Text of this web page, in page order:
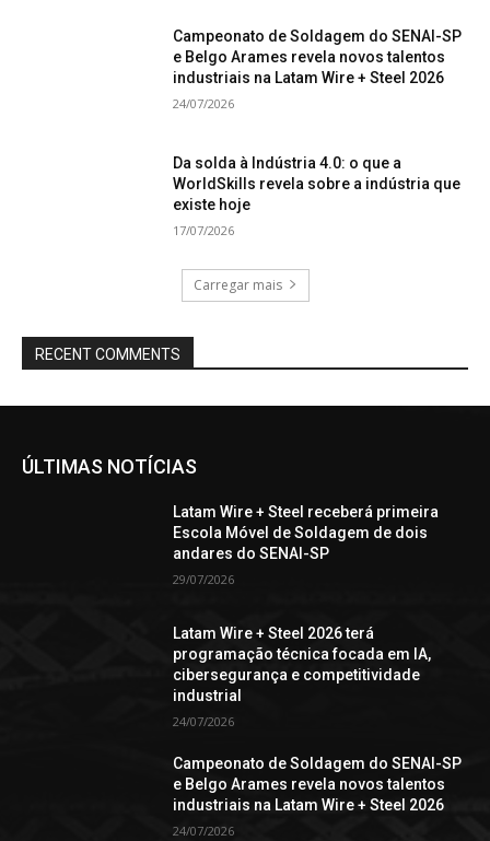
Campeonato de Soldagem do SENAI-SP
e Belgo Arames revela novos talentos
industriais na Latam Wire + Steel 2026
24/07/2026
Da solda à Indústria 4.0: o que a
WorldSkills revela sobre a indústria que
existe hoje
17/07/2026
Carregar mais
RECENT COMMENTS
ÚLTIMAS NOTÍCIAS
Latam Wire + Steel receberá primeira
Escola Móvel de Soldagem de dois
andares do SENAI-SP
29/07/2026
Latam Wire + Steel 2026 terá
programação técnica focada em IA,
cibersegurança e competitividade
industrial
24/07/2026
Campeonato de Soldagem do SENAI-SP
e Belgo Arames revela novos talentos
industriais na Latam Wire + Steel 2026
24/07/2026